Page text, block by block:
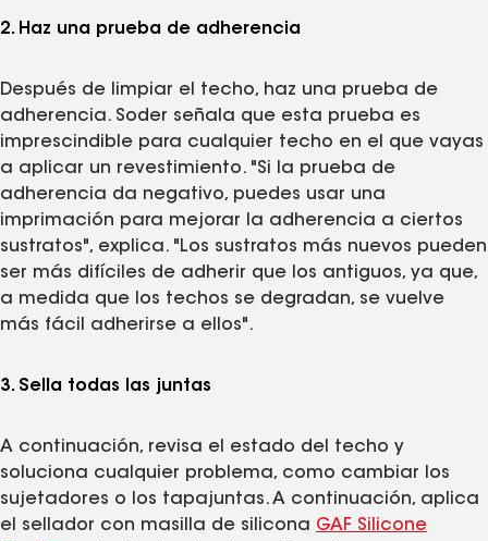
2. Haz una prueba de adherencia
Después de limpiar el techo, haz una prueba de
adherencia. Soder señala que esta prueba es
imprescindible para cualquier techo en el que vayas
a aplicar un revestimiento. "Si la prueba de
adherencia da negativo, puedes usar una
imprimación para mejorar la adherencia a ciertos
sustratos", explica. "Los sustratos más nuevos pueden
ser más difíciles de adherir que los antiguos, ya que,
a medida que los techos se degradan, se vuelve
más fácil adherirse a ellos".
3. Sella todas las juntas
A continuación, revisa el estado del techo y
soluciona cualquier problema, como cambiar los
sujetadores o los tapajuntas. A continuación, aplica
el sellador con masilla de silicona GAF Silicone